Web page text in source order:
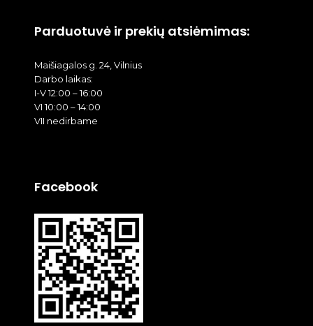
Parduotuvė ir prekių atsiėmimas:
Maišiagalos g. 24, Vilnius
Darbo laikas:
I-V 12:00 – 16:00
VI 10:00 – 14:00
VII nedirbame
Facebook